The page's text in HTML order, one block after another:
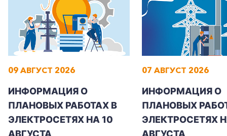
09 АВГУСТ 2026
ИНФОРМАЦИЯ О
ПЛАНОВЫХ РАБОТАХ В
ЭЛЕКТРОСЕТЯХ НА 10
АВГУСТА
07 АВГУСТ 2026
ИНФОРМАЦИЯ О
ПЛАНОВЫХ
ЭЛЕКТРОСЕТЯХ
АВГУСТА